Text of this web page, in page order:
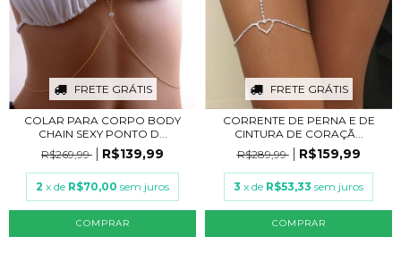
FRETE GRÁTIS
COLAR PARA CORPO BODY
CHAIN SEXY PONTO D...
R$269,99
R$139,99
2 x de R$70,00 sem juros
COMPRAR
FRETE GRÁTIS
CORRENTE DE PERNA E DE
CINTURA DE CORAÇÃ...
R$289,99
R$159,99
3 x de R$53,33 sem juros
COMPRAR